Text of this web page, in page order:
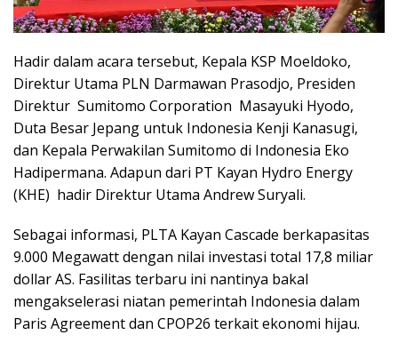
Hadir dalam acara tersebut, Kepala KSP Moeldoko,
Direktur Utama PLN Darmawan Prasodjo, Presiden
Direktur Sumitomo Corporation Masayuki Hyodo,
Duta Besar Jepang untuk Indonesia Kenji Kanasugi,
dan Kepala Perwakilan Sumitomo di Indonesia Eko
Hadipermana. Adapun dari PT Kayan Hydro Energy
(KHE) hadir Direktur Utama Andrew Suryali.
Sebagai informasi, PLTA Kayan Cascade berkapasitas
9.000 Megawatt dengan nilai investasi total 17,8 miliar
dollar AS. Fasilitas terbaru ini nantinya bakal
mengakselerasi niatan pemerintah Indonesia dalam
Paris Agreement dan CPOP26 terkait ekonomi hijau.